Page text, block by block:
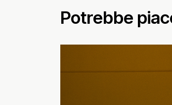
Potrebbe